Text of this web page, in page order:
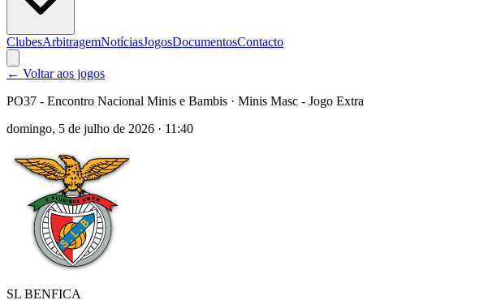
ClubesArbitragemNotíciasJogosDocumentosContacto
← Voltar aos jogos
PO37 - Encontro Nacional Minis e Bambis · Minis Masc - Jogo Extra
domingo, 5 de julho de 2026 · 11:40
SL BENFICA